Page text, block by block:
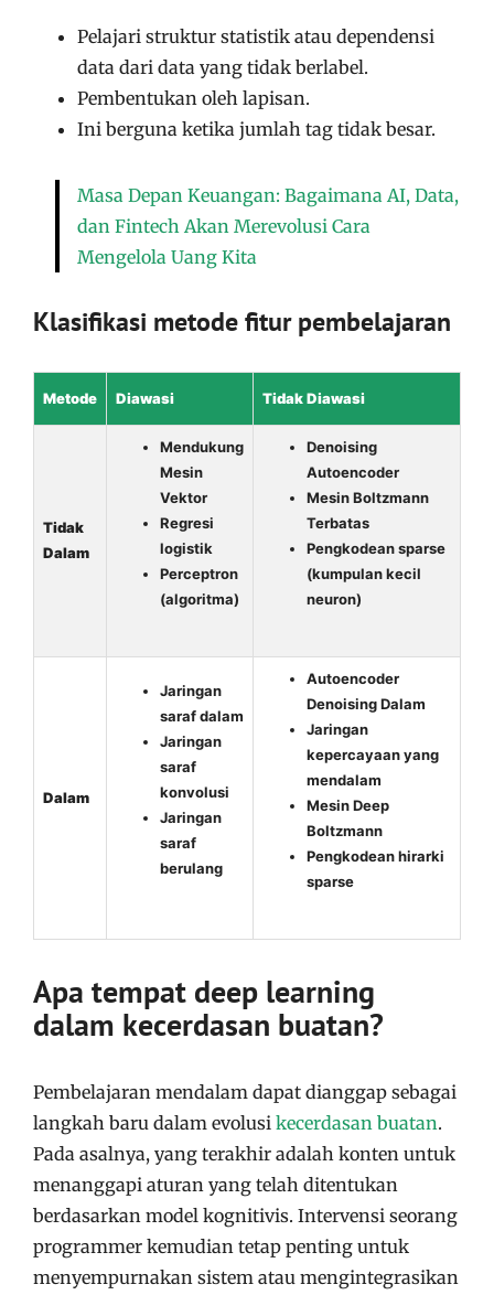
Pelajari struktur statistik atau dependensi
data dari data yang tidak berlabel.
Pembentukan oleh lapisan.
Ini berguna ketika jumlah tag tidak besar.
Masa Depan Keuangan: Bagaimana AI, Data,
dan Fintech Akan Merevolusi Cara
Mengelola Uang Kita
Klasifikasi metode fitur pembelajaran
Metode Diawasi Tidak Diawasi
Tidak
Dalam
Mendukung
Mesin
Vektor
Regresi
logistik
Perceptron
(algoritma)
Denoising
Autoencoder
Mesin Boltzmann
Terbatas
Pengkodean sparse
(kumpulan kecil
neuron)
Dalam
Jaringan
saraf dalam
Jaringan
saraf
konvolusi
Jaringan
saraf
berulang
Autoencoder
Denoising Dalam
Jaringan
kepercayaan yang
mendalam
Mesin Deep
Boltzmann
Pengkodean hirarki
sparse
Apa tempat deep learning
dalam kecerdasan buatan?
Pembelajaran mendalam dapat dianggap sebagai
langkah baru dalam evolusi kecerdasan buatan.
Pada asalnya, yang terakhir adalah konten untuk
menanggapi aturan yang telah ditentukan
berdasarkan model kognitivis. Intervensi seorang
programmer kemudian tetap penting untuk
menyempurnakan sistem atau mengintegrasikan